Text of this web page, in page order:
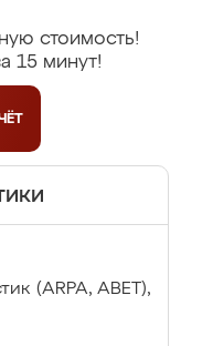
стоимость!
15 минут!
(ARPA, ABET),